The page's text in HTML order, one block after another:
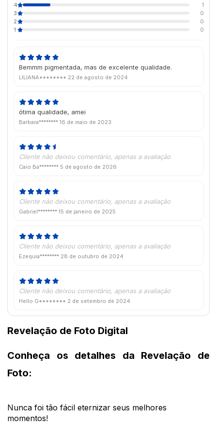
4
1
3
0
2
0
1
0
Bemmm pigmentada, mas de excelente qualidade.
LILIANA******** 22 de agosto de 2024
ótima qualidade, amei
Barbara******** 16 de maio de 2023
Cliente não deixou comentário, apenas a avaliação
Caio Ba******** 5 de agosto de 2026
Cliente não deixou comentário, apenas a avaliação
Gabriel******** 15 de janeiro de 2025
Cliente não deixou comentário, apenas a avaliação
Ezequia******** 28 de outubro de 2024
Cliente não deixou comentário, apenas a avaliação
Hello G******** 2 de setembro de 2024
Revelação de Foto Digital
Conheça os detalhes da Revelação de
Foto:
Nunca foi tão fácil eternizar seus melhores
momentos!